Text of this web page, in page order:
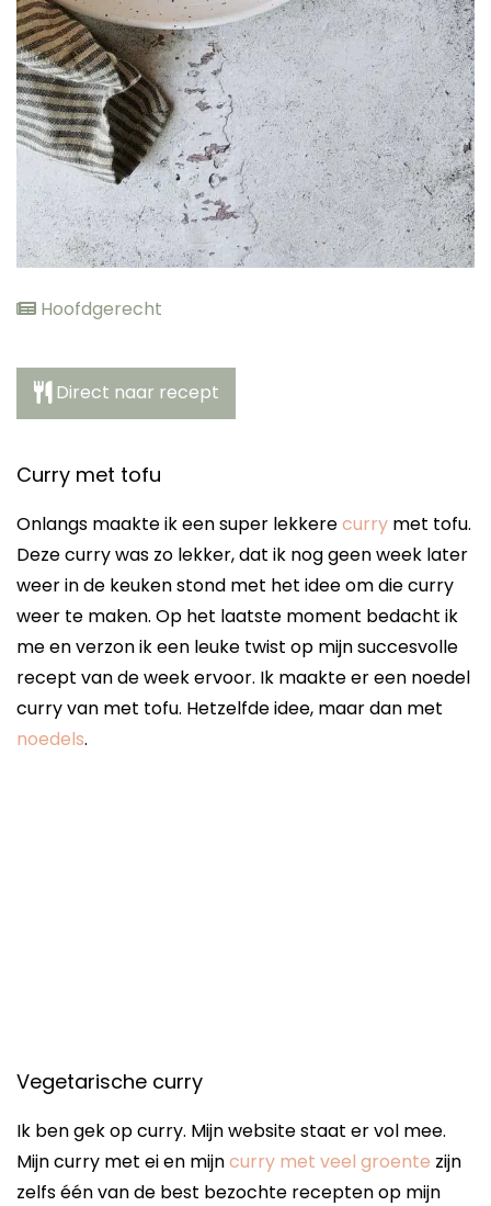
Hoofdgerecht
Direct naar recept
Curry met tofu
Onlangs maakte ik een super lekkerecurry met tofu.
Deze curry was zo lekker, dat ik nog geen week later
weer in de keuken stond met het idee om die curry
weer te maken. Op het laatste moment bedacht ik
me en verzon ik een leuke twist op mijn succesvolle
recept van de week ervoor. Ik maakte er een noedel
curry van met tofu. Hetzelfde idee, maar dan met
noedels.
Vegetarische curry
Ik ben gek op curry. Mijn website staat er vol mee.
Mijn curry met ei en mijncurry met veel groente zijn
zelfs één van de best bezochte recepten op mijn